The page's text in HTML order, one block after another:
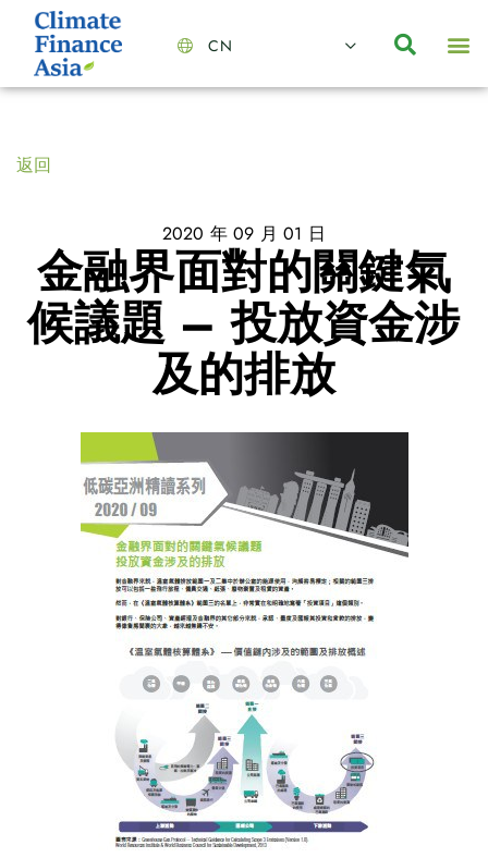
CN
返回
2020 年 09 月 01 日
金融界面對的關鍵氣
候議題 – 投放資金涉
及的排放